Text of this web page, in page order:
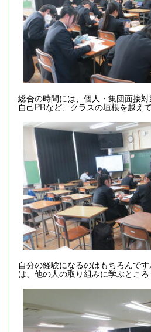
総合の時間には、個人・集団面接対
自己PRなど、クラスの垣根を越え
自分の経験になるのはもちろんで
は、他の人の取り組みに学ぶとこ